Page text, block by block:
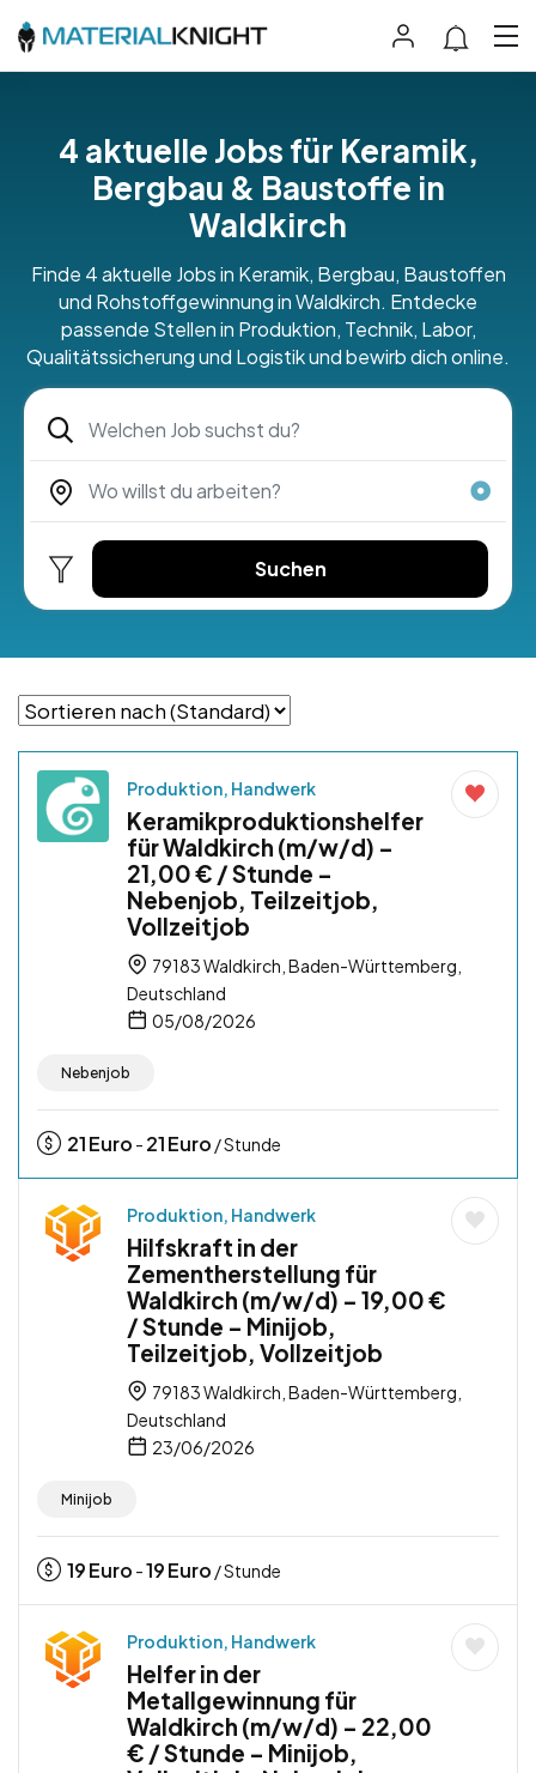
4 aktuelle Jobs für Keramik,
Bergbau & Baustoffe in
Waldkirch
Finde 4 aktuelle Jobs in Keramik, Bergbau, Baustoffen
und Rohstoffgewinnung in Waldkirch. Entdecke
passende Stellen in Produktion, Technik, Labor,
Qualitätssicherung und Logistik und bewirb dich online.
Suchen
Produktion, Handwerk
Keramikproduktionshelfer
für Waldkirch (m/w/d) –
21,00 € / Stunde –
Nebenjob, Teilzeitjob,
Vollzeitjob
79183 Waldkirch, Baden-Württemberg,
Deutschland
05/08/2026
Nebenjob
21Euro - 21Euro / Stunde
Produktion, Handwerk
Hilfskraft in der
Zementherstellung für
Waldkirch (m/w/d) – 19,00 €
/ Stunde – Minijob,
Teilzeitjob, Vollzeitjob
79183 Waldkirch, Baden-Württemberg,
Deutschland
23/06/2026
Minijob
19Euro -19Euro / Stunde
Produktion, Handwerk
Helfer in der
Metallgewinnung für
Waldkirch (m/w/d) – 22,00
€ / Stunde – Minijob,